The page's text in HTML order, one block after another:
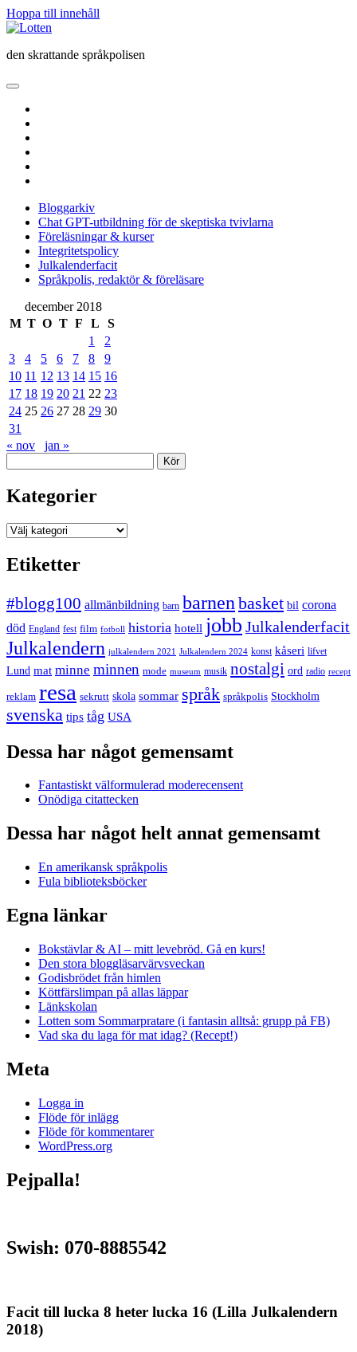
Hoppa till innehåll
Lotten
den skrattande språkpolisen
öppna
meny
Bloggarkiv
Chat GPT-utbildning för de skeptiska tvivlarna
Föreläsningar & kurser
Integritetspolicy
Julkalenderfacit
Språkpolis, redaktör & föreläsare
Sidopanel
december 2018
M T O T F L
S
1
2
3
4 5 6 7 8
9
10 11 12 13 14 15 16
17 18 19 20 21 22 23
24 25 26 27 28 29 30
31
« nov
jan »
Kategorier
Kategorier
Etiketter
#blogg100 allmänbildning barn barnen basket bil corona
död England fest film fotboll historia hotell jobb Julkalenderfacit
Julkalendern julkalendern 2021 Julkalendern 2024 konst kåseri lifvet
Lund mat minne minnen mode museum musik nostalgi ord radio recept
reklam resa sekrutt skola sommar språk språkpolis Stockholm
svenska tips tåg USA
Dessa har något gemensamt
Fantastiskt välformulerad moderecensent
Onödiga citattecken
Dessa har något helt annat gemensamt
En amerikansk språkpolis
Fula biblioteksböcker
Egna länkar
Bokstävlar & AI – mitt levebröd. Gå en kurs!
Den stora bloggläsarvärvsveckan
Godisbrödet från himlen
Köttfärslimpan på allas läppar
Länkskolan
Lotten som Sommarpratare (i fantasin alltså: grupp på FB)
Vad ska du laga för mat idag? (Recept!)
Meta
Logga in
Flöde för inlägg
Flöde för kommentarer
WordPress.org
Pejpalla!
Swish: 070-8885542
Facit till lucka 8 heter lucka 16 (Lilla Julkalendern
2018)